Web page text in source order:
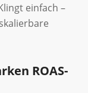
einfach –
ROAS-